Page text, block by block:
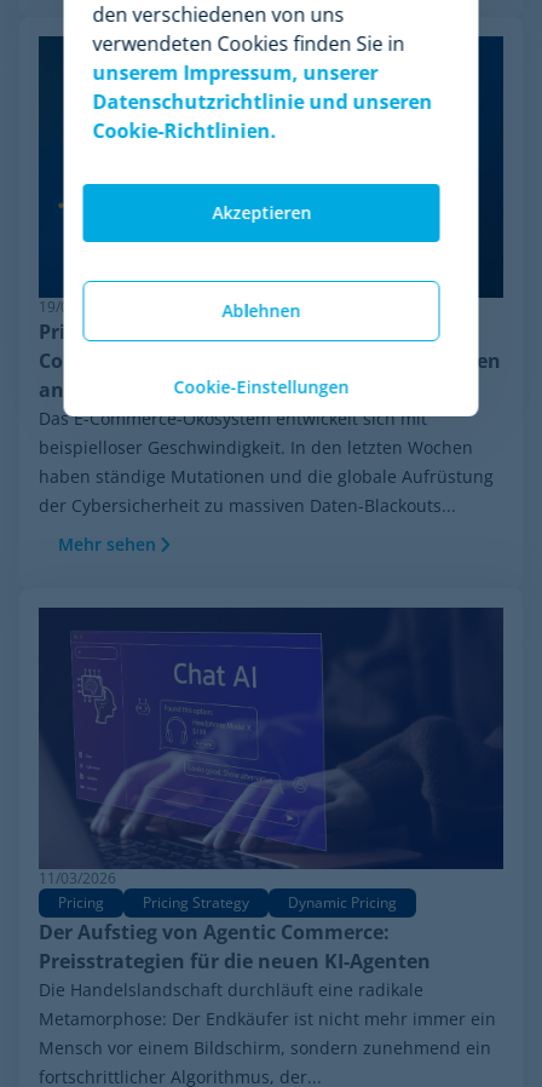
19/06/2026
Pricing-Resilienz: Warum Minderest das
Competitor Monitoring trotz Anti-Bot-Systemen
anführt
Das E-Commerce-Ökosystem entwickelt sich mit
beispielloser Geschwindigkeit. In den letzten Wochen
haben ständige Mutationen und die globale Aufrüstung
der Cybersicherheit zu massiven Daten-Blackouts...
Mehr sehen
11/03/2026
Pricing
Pricing Strategy Dynamic Pricing
Der Aufstieg von Agentic Commerce:
Preisstrategien für die neuen KI-Agenten
Die Handelslandschaft durchläuft eine radikale
Metamorphose: Der Endkäufer ist nicht mehr immer ein
Mensch vor einem Bildschirm, sondern zunehmend ein
fortschrittlicher Algorithmus, der...
den verschiedenen von uns
verwendeten Cookies finden Sie in
unserem Impressum, unserer
Datenschutzrichtlinie und unseren
Cookie-Richtlinien.
Ablehnen
Akzeptieren
Cookie-Einstellungen